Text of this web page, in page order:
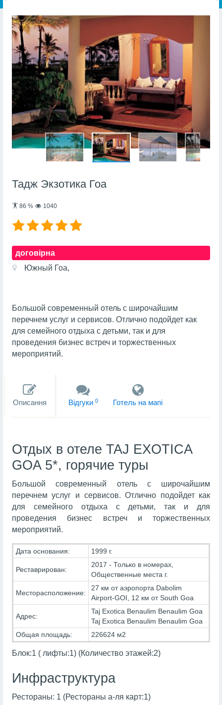
Тадж Экзотика Гоа
86 % 1040
договірна
Южный Гоа,
Большой современный отель с широчайшим
перечнем услуг и сервисов. Отлично подойдет как
для семейного отдыха с детьми, так и для
проведения бизнес встреч и торжественных
мероприятий.
Описання Вiдгуки 0 Готель на мапi
Отдых в отеле TAJ EXOTICA
GOA 5*, горячие туры
Большой современный отель с широчайшим
перечнем услуг и сервисов. Отлично подойдет как
для семейного отдыха с детьми, так и для
проведения бизнес встреч и торжественных
мероприятий.
Дата основания: 1999 г.
Реставрирован:
2017 - Только в номерах,
Общественные места г.
Месторасположение:
27 км от аэропорта Dabolim
Airport-GOI, 12 км от South Goa
Адрес:
Taj Exotica Benaulim Benaulim Goa
Taj Exotica Benaulim Benaulim Goa
Общая площадь:
226624 м2
Блок:1 ( лифты:1) (Количество этажей:2)
Инфраструктура
Рестораны: 1 (Рестораны а-ля карт:1)